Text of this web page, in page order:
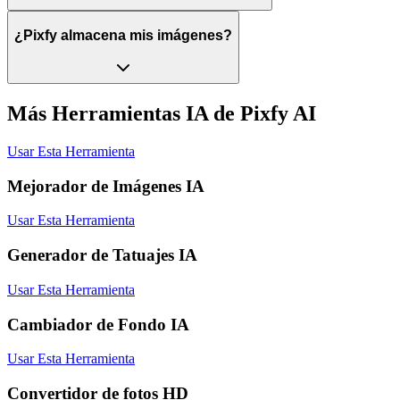
¿Pixfy almacena mis imágenes?
Más Herramientas IA de Pixfy AI
Usar Esta Herramienta
Mejorador de Imágenes IA
Usar Esta Herramienta
Generador de Tatuajes IA
Usar Esta Herramienta
Cambiador de Fondo IA
Usar Esta Herramienta
Convertidor de fotos HD